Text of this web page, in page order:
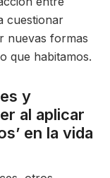
cuestionar
nuevas formas
que habitamos.
y
al aplicar
en la vida